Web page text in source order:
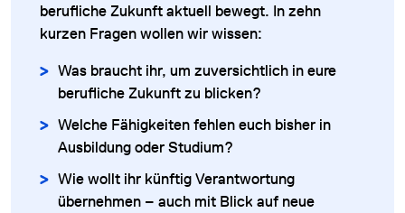
berufliche Zukunft aktuell bewegt. In zehn
kurzen Fragen wollen wir wissen:
Was braucht ihr, um zuversichtlich in eure
berufliche Zukunft zu blicken?
Welche Fähigkeiten fehlen euch bisher in
Ausbildung oder Studium?
Wie wollt ihr künftig Verantwortung
übernehmen – auch mit Blick auf neue